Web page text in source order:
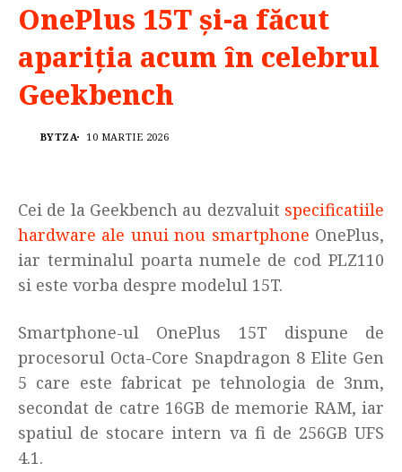
OnePlus 15T și-a făcut
apariția acum în celebrul
Geekbench
BYTZA 10 MARTIE 2026
Cei de la Geekbench au dezvaluit specificatiile
hardware ale unui nou smartphone OnePlus,
iar terminalul poarta numele de cod PLZ110
si este vorba despre modelul 15T.
Smartphone-ul OnePlus 15T dispune de
procesorul Octa-Core Snapdragon 8 Elite Gen
5 care este fabricat pe tehnologia de 3nm,
secondat de catre 16GB de memorie RAM, iar
spatiul de stocare intern va fi de 256GB UFS
4.1.